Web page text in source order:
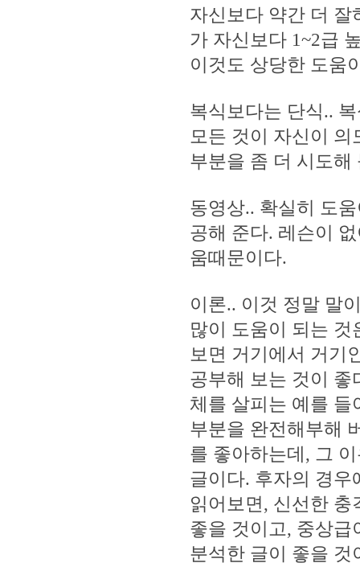
자신보다 약간 더 잘
가 자신보다 1~2급
이것도 상당한 도움
복식보다는 단식..
모든 것이 자신이
부분을 좀 더 시도해
동영상.. 확실히 도
공해 준다. 레슨이
움때문이다.
이론.. 이것 정말 말
많이 도움이 되는
보면 거기에서 거기
공부해 보는 것이 좋
체를 살피는 예를 들
부분을 완전해부해
를 좋아하는데, 그
글이다. 후자의 경
읽어보면, 신선한
좋을 것이고, 중상
분석한 글이 좋을 것